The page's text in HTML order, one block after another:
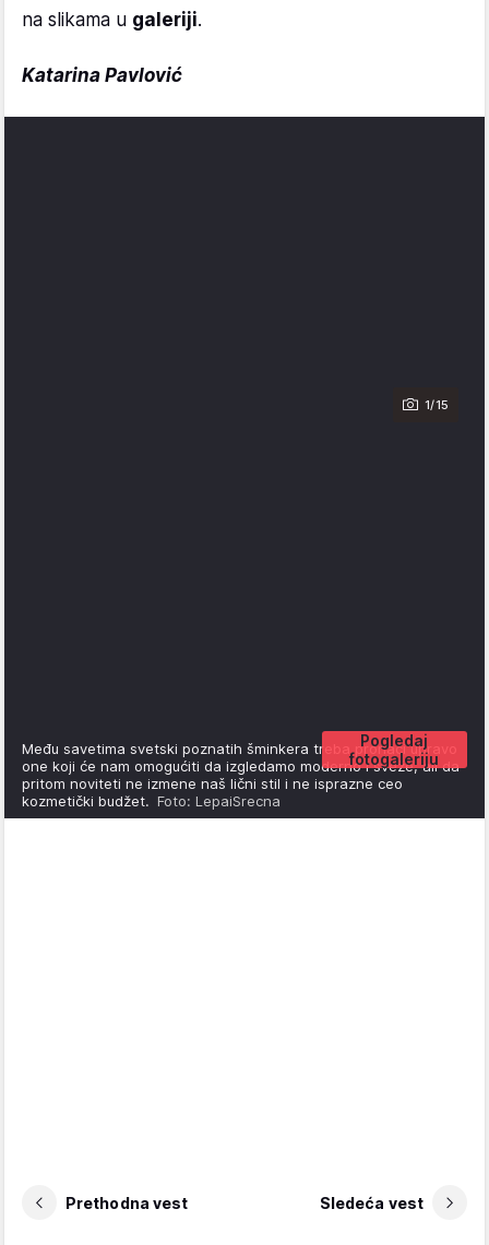
na slikama u galeriji.
Katarina Pavlović
1/15
Pogledaj
fotogaleriju
Među savetima svetski poznatih šminkera treba pronaći upravo
one koji će nam omogućiti da izgledamo moderno i sveže, ali da
pritom noviteti ne izmene naš lični stil i ne isprazne ceo
kozmetički budžet. Foto: LepaiSrecna
Prethodna vest Sledeća vest